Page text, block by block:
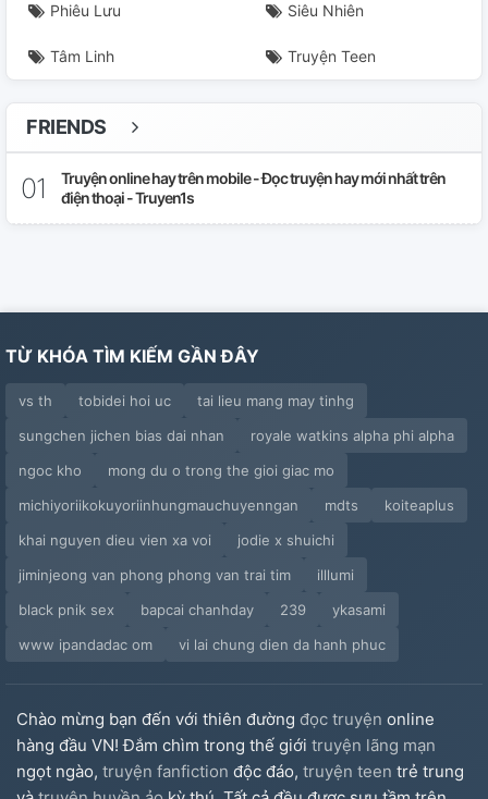
Phiêu Lưu Siêu Nhiên
Tâm Linh Truyện Teen
FRIENDS
Truyện online hay trên mobile - Đọc truyện hay mới nhất trên
điện thoại - Truyen1s
TỪ KHÓA TÌM KIẾM GẦN ĐÂY
vs th tobidei hoi uc
tai lieu mang may tinhg
sungchen jichen bias dai nhan
royale watkins alpha phi alpha
ngoc kho
mong du o trong the gioi giac mo
michiyoriikokuyoriinhungmauchuyenngan
mdts
koiteaplus
khai nguyen dieu vien xa voi
jodie x shuichi
jiminjeong van phong phong van trai tim
illlumi
black pnik sex
bapcai chanhday 239
ykasami
www ipandadac om
vi lai chung dien da hanh phuc
Chào mừng bạn đến với thiên đường đọc truyện online
hàng đầu VN! Đắm chìm trong thế giới truyện lãng mạn
ngọt ngào, truyện fanfiction độc đáo, truyện teen trẻ trung